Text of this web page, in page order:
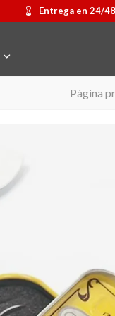
Entrega en 24/
Pàgina
Triar
Motxilla Stivibags